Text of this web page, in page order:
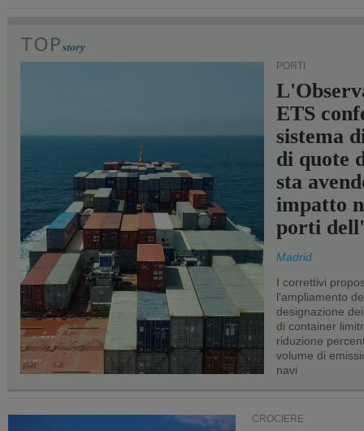
PORTI
ETS
sistema
di quote
sta
impatto
porti
Madrid
I correttivi
l'ampliamento
designazione
di container
riduzione
volume di
navi
CROCIERE